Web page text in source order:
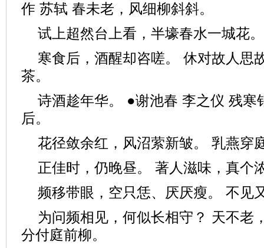
作 苏轼 春未老，风细柳斜斜。
试上超然台上看，半壕春水一城花
寒食后，酒醒却咨嗟。 休对故人思
茶。
诗酒趁年华。 ●谢池春 李之仪 残寒
后。
花径敛余红，风沼萦新皱。 乳燕穿
正佳时，仍晚昼。 著人滋味，真个
频移带眼，空只恁、厌厌瘦。 不见
为问频相见，何似长相守？ 天不老
分付庭前柳。